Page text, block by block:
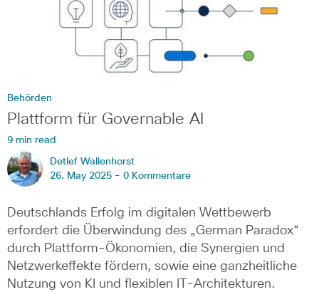
Behörden
Plattform für Governable AI
9 min read
Detlef Wallenhorst
26. May 2025 - 0 Kommentare
Deutschlands Erfolg im digitalen Wettbewerb
erfordert die Überwindung des „German Paradox“
durch Plattform-Ökonomien, die Synergien und
Netzwerkeffekte fördern, sowie eine ganzheitliche
Nutzung von KI und flexiblen IT-Architekturen.